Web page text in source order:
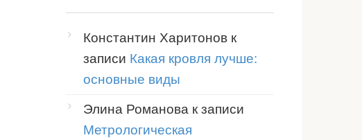
Константин Харитонов к
записи Какая кровля лучше:
основные виды
Элина Романова к записи
Метрологическая